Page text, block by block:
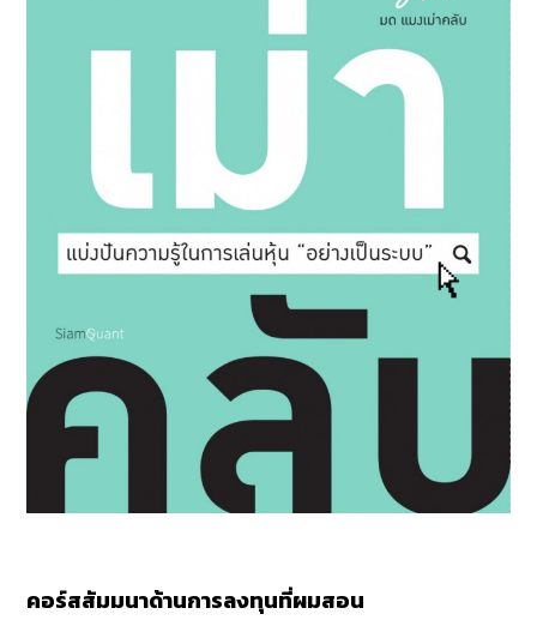
คอร์สสัมมนาด้านการลงทุนที่ผมสอน